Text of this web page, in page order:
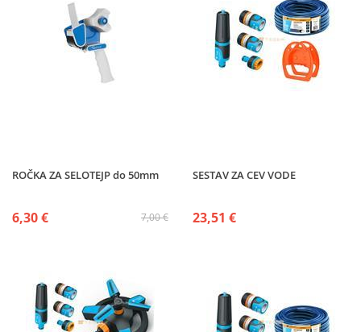
ROČKA ZA SELOTEJP do 50mm
7,00 €
6,30 €
SESTAV ZA CEV VODE
23,51 €